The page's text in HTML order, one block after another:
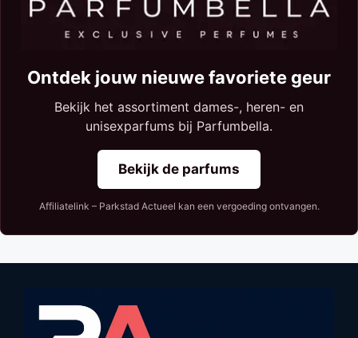
Ontdek jouw nieuwe favoriete geur
Bekijk het assortiment dames-, heren- en
unisexparfums bij Parfumbella.
Bekijk de parfums
Affiliatelink – Parkstad Actueel kan een vergoeding ontvangen.